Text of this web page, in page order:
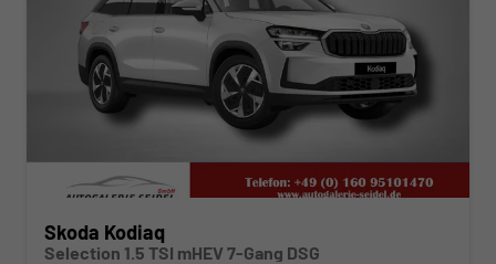
Skoda Kodiaq
Selection 1.5 TSI mHEV 7-Gang DSG